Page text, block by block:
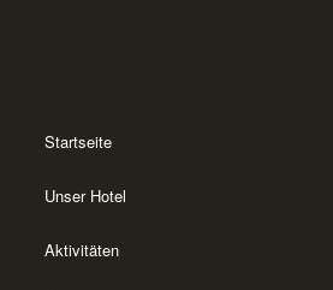
Startseite
Unser Hotel
Aktivitäten